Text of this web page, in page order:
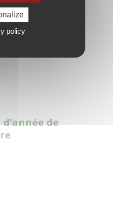
de
policy